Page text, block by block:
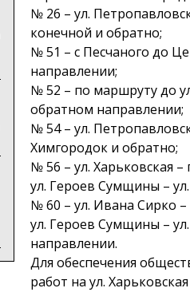
№ 26 – ул.
конечной и обратно;
№ 51 – с Песчаного до
направлении;
№ 52 – по маршруту до
обратном направлении;
№ 54 – ул.
Химгородок и обратно;
№ 56 – ул. Харьковская
ул. Героев Сумщины –
№ 60 – ул. Ивана Сирко
ул. Героев Сумщины –
направлении.
Для обеспечения
работ на ул.